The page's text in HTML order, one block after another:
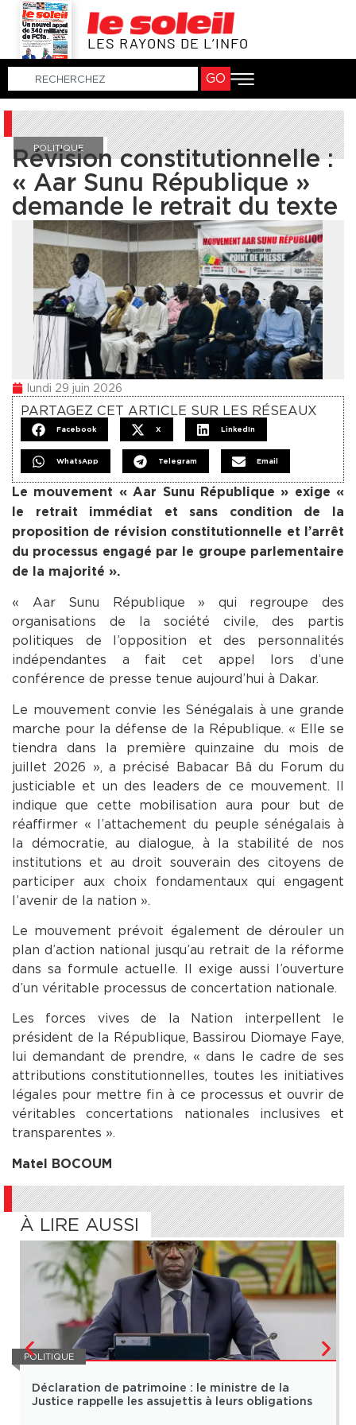
LES RAYONS DE L’INFO
GO
POLITIQUE
Révision constitutionnelle :
« Aar Sunu République »
demande le retrait du texte
lundi 29 juin 2026
PARTAGEZ CET ARTICLE SUR LES RÉSEAUX
Facebook X LinkedIn
WhatsApp Telegram Email
Le mouvement « Aar Sunu République » exige «
le retrait immédiat et sans condition de la
proposition de révision constitutionnelle et l’arrêt
du processus engagé par le groupe parlementaire
de la majorité ».
« Aar Sunu République » qui regroupe des
organisations de la société civile, des partis
politiques de l’opposition et des personnalités
indépendantes a fait cet appel lors d’une
conférence de presse tenue aujourd’hui à Dakar.
Le mouvement convie les Sénégalais à une grande
marche pour la défense de la République. « Elle se
tiendra dans la première quinzaine du mois de
juillet 2026 », a précisé Babacar Bâ du Forum du
justiciable et un des leaders de ce mouvement. Il
indique que cette mobilisation aura pour but de
réaffirmer « l’attachement du peuple sénégalais à
la démocratie, au dialogue, à la stabilité de nos
institutions et au droit souverain des citoyens de
participer aux choix fondamentaux qui engagent
l’avenir de la nation ».
Le mouvement prévoit également de dérouler un
plan d’action national jusqu’au retrait de la réforme
dans sa formule actuelle. Il exige aussi l’ouverture
d’un véritable processus de concertation nationale.
Les forces vives de la Nation interpellent le
président de la République, Bassirou Diomaye Faye,
lui demandant de prendre, « dans le cadre de ses
attributions constitutionnelles, toutes les initiatives
légales pour mettre fin à ce processus et ouvrir de
véritables concertations nationales inclusives et
transparentes ».
Matel BOCOUM
À LIRE AUSSI
POLITIQUE
Déclaration de patrimoine : le ministre de la
Justice rappelle les assujettis à leurs obligations